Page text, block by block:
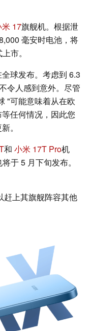
17旗舰机。根据泄
毫安时电池，将
市。
球发布。考虑到 6.3
令人感到意外。尽管
"可能意味着从在欧
任何情况，因此您
。
和 小米 17T Pro机
于 5 月下旬发布。
赶上其旗舰阵容其他